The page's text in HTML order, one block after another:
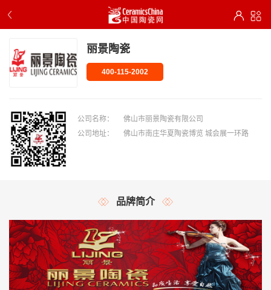
丽景陶瓷
400-115-2002
公司名称：
佛山市丽景陶瓷有限公司
公司地址：
佛山市南庄华夏陶瓷博览 城会展一环路
品牌简介